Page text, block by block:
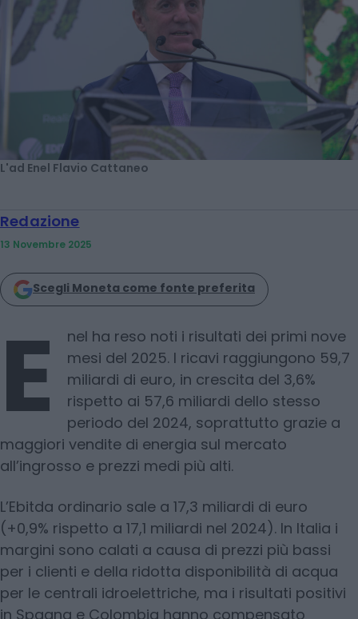
L'ad Enel Flavio Cattaneo
Redazione
13 Novembre 2025
Scegli Moneta come fonte preferita
E
nel ha reso noti i risultati dei primi nove
mesi del 2025. I ricavi raggiungono 59,7
miliardi di euro, in crescita del 3,6%
rispetto ai 57,6 miliardi dello stesso
periodo del 2024, soprattutto grazie a
maggiori vendite di energia sul mercato
all’ingrosso e prezzi medi più alti.
L’Ebitda ordinario sale a 17,3 miliardi di euro
(+0,9% rispetto a 17,1 miliardi nel 2024). In Italia i
margini sono calati a causa di prezzi più bassi
per i clienti e della ridotta disponibilità di acqua
per le centrali idroelettriche, ma i risultati positivi
in Spagna e Colombia hanno compensato